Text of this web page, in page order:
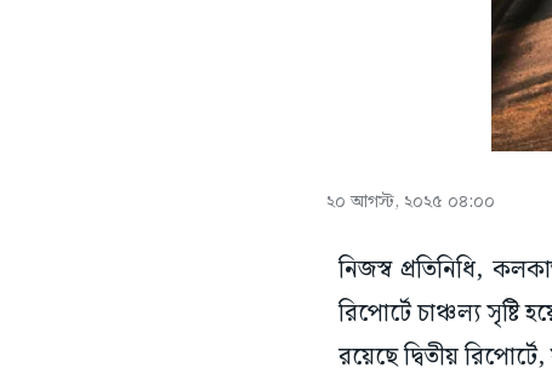
২০ আগস্ট, ২০২৫ ০৪:০০
নিজস্ব প্রতিনিধি,
রিপোর্টে চাঞ্চল্য
রয়েছে দ্বিতীয়